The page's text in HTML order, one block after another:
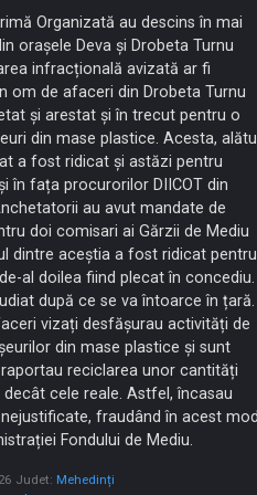
Organizată au descins în mai
orașele Deva și Drobeta Turnu
infracțională avizată ar fi
om de afaceri din Drobeta Turnu
și arestat și în trecut pentru o
din mase plastice. Acesta,
a fost ridicat și astăzi pentru
în fața procurorilor DIICOT din
au avut mandate de
doi comisari ai Gărzii de Mediu
dintre aceștia a fost ridicat pentru
al doilea fiind plecat în concediu.
după ce se va întoarce în țară.
vizați desfășurau activități de
din mase plastice și sunt
reciclarea unor cantități
cele reale. Astfel, încasau
fraudând în acest
Fondului de Mediu.
Judet: Mehedinți